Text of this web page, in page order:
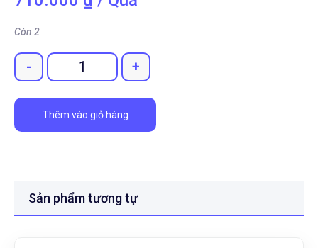
Còn 2
Quantity
- +
Thêm vào giỏ hàng
Sản phẩm tương tự